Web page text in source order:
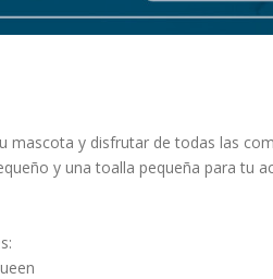
mascota y disfrutar de todas las
y una toalla pequeña para tu